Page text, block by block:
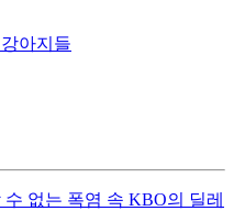
아지들
없는 폭염 속 KBO의 딜레